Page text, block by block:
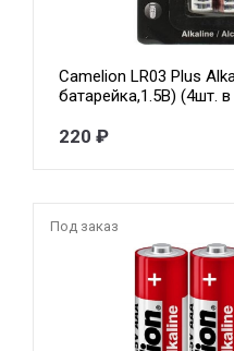
Camelion LR03 Plus
батарейка,1.5В) (4шт.
220 ₽
Под заказ